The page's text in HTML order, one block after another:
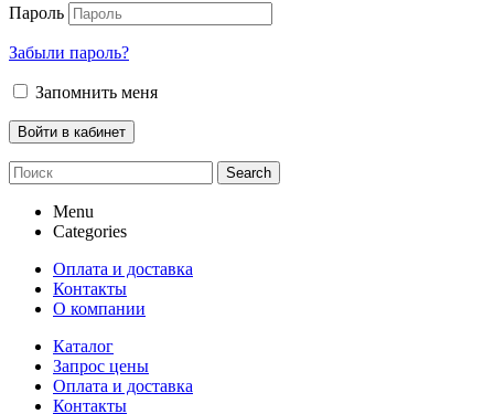
Пароль
Забыли пароль?
Запомнить меня
Search
Menu
Categories
Оплата и доставка
Контакты
О компании
Каталог
Запрос цены
Оплата и доставка
Контакты